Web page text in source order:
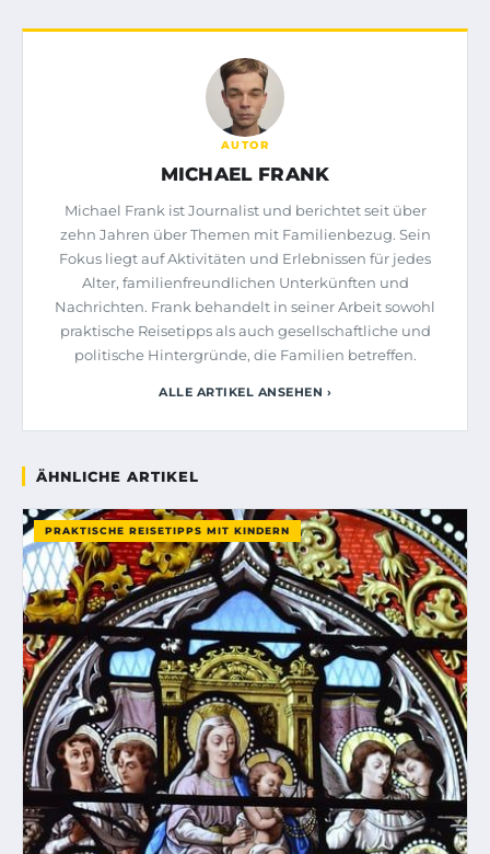
AUTOR
MICHAEL FRANK
Michael Frank ist Journalist und berichtet seit über
zehn Jahren über Themen mit Familienbezug. Sein
Fokus liegt auf Aktivitäten und Erlebnissen für jedes
Alter, familienfreundlichen Unterkünften und
Nachrichten. Frank behandelt in seiner Arbeit sowohl
praktische Reisetipps als auch gesellschaftliche und
politische Hintergründe, die Familien betreffen.
ALLE ARTIKEL ANSEHEN ›
ÄHNLICHE ARTIKEL
PRAKTISCHE REISETIPPS MIT KINDERN